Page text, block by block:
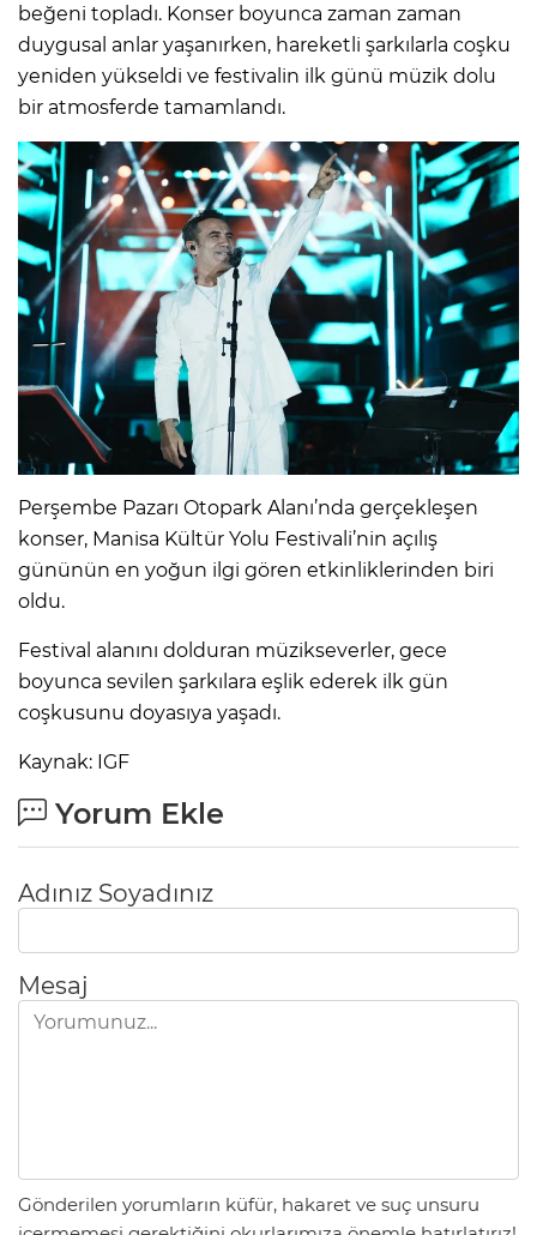
beğeni topladı. Konser boyunca zaman zaman
duygusal anlar yaşanırken, hareketli şarkılarla coşku
yeniden yükseldi ve festivalin ilk günü müzik dolu
bir atmosferde tamamlandı.
Perşembe Pazarı Otopark Alanı’nda gerçekleşen
konser, Manisa Kültür Yolu Festivali’nin açılış
gününün en yoğun ilgi gören etkinliklerinden biri
oldu.
Festival alanını dolduran müzikseverler, gece
boyunca sevilen şarkılara eşlik ederek ilk gün
coşkusunu doyasıya yaşadı.
Kaynak: IGF
Yorum Ekle
Adınız Soyadınız
Mesaj
Gönderilen yorumların küfür, hakaret ve suç unsuru